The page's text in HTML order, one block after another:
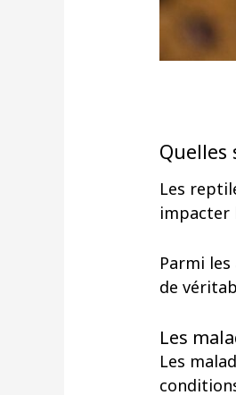
Quelles
Les
impacter
Parmi
de
Les
Les